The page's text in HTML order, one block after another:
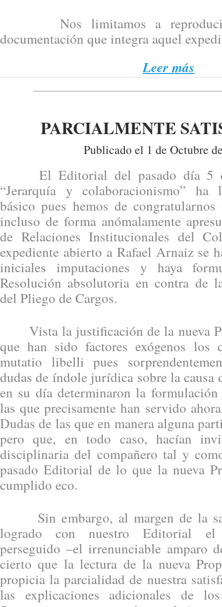
Nos limitamos a reproducir,
documentación que integra aquel
Leer más
PARCIALMENTE
Publicado el 1 de Octubre
El Editorial del pasado día 5
“Jerarquía y colaboracionismo”
básico pues hemos de
incluso de forma anómalamente
de Relaciones Institucionales del
expediente abierto a Rafael Arnaiz se
iniciales imputaciones y haya
Resolución absolutoria en contra de
del Pliego de Cargos.
Vista la justificación de la nueva
que han sido factores exógenos los
mutatio libelli pues
dudas de índole jurídica sobre la causa
en su día determinaron la
las que precisamente han servido
Dudas de las que en manera alguna
pero que, en todo caso, hacían
disciplinaria del compañero tal y
pasado Editorial de lo que la nueva
cumplido eco.
Sin embargo, al margen de la
logrado con nuestro Editorial
perseguido –el irrenunciable amparo
cierto que la lectura de la nueva
propicia la parcialidad de nuestra
las explicaciones adicionales de